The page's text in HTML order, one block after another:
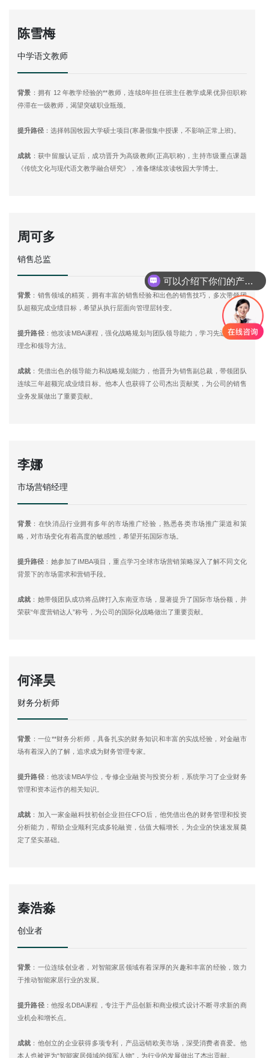
陈雪梅
中学语文教师
背景 ：拥有 12 年教学经验的**教师，连续8年担任班主任教学成果优异但职称
停滞在一级教师，渴望突破职业瓶颈。
提升路径 ：选择韩国牧园大学硕士项目(寒暑假集中授课，不影响正常上班)。
成就 ：获中留服认证后，成功晋升为高级教师(正高职称)，主持市级重点课题
《传统文化与现代语文教学融合研究》，准备继续攻读牧园大学博士。
周可多
销售总监
背景 ：销售领域的精英，拥有丰富的销售经验和出色的销售技巧，多次带领团
队超额完成业绩目标，希望从执行层面向管理层转变。
提升路径：他攻读MBA课程，强化战略规划与团队领导能力，学习先进的管理
理念和领导方法。
成就 ：凭借出色的领导能力和战略规划能力，他晋升为销售副总裁，带领团队
连续三年超额完成业绩目标。他本人也获得了公司杰出贡献奖，为公司的销售
业务发展做出了重要贡献。
李娜
市场营销经理
背景 ：在快消品行业拥有多年的市场推广经验，熟悉各类市场推广渠道和策
略，对市场变化有着高度的敏感性，希望开拓国际市场。
提升路径 ：她参加了IMBA项目，重点学习全球市场营销策略深入了解不同文化
背景下的市场需求和营销手段。
成就 ：她带领团队成功将品牌打入东南亚市场，显著提升了国际市场份额，并
荣获“年度营销达人”称号，为公司的国际化战略做出了重要贡献。
何泽昊
财务分析师
背景 ：一位**财务分析师，具备扎实的财务知识和丰富的实战经验，对金融市
场有着深入的了解，追求成为财务管理专家。
提升路径：他攻读MBA学位，专修企业融资与投资分析，系统学习了企业财务
管理和资本运作的相关知识。
成就 ：加入一家金融科技初创企业担任CFO后，他凭借出色的财务管理和投资
分析能力，帮助企业顺利完成多轮融资，估值大幅增长，为企业的快速发展奠
定了坚实基础。
秦浩淼
创业者
背景 ：一位连续创业者，对智能家居领域有着深厚的兴趣和丰富的经验，致力
于推动智能家居行业的发展。
提升路径：他报名DBA课程，专注于产品创新和商业模式设计不断寻求新的商
业机会和增长点。
成就 ：他创立的企业获得多项专利，产品远销欧美市场，深受消费者喜爱。他
本人也被评为“智能家居领域的领军人物”，为行业的发展做出了杰出贡献。
你们是怎么收费的呢